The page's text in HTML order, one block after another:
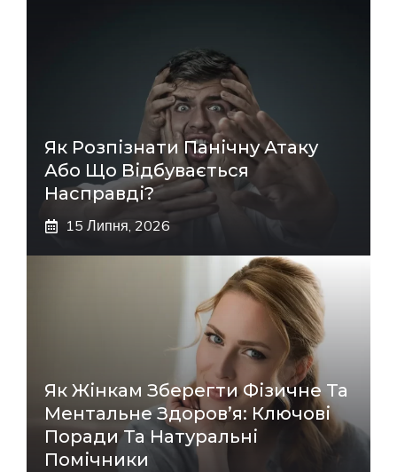
Як Розпізнати Панічну Атаку
Або Що Відбувається
Насправді?
15 Липня, 2026
Як Жінкам Зберегти Фізичне Та
Ментальне Здоров’я: Ключові
Поради Та Натуральні
Помічники